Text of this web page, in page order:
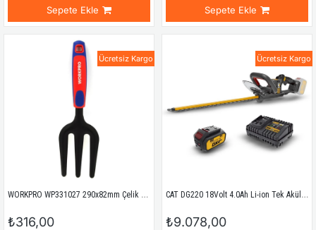
Sepete Ekle Sepete Ekle
WORKPRO WP331027 290x82mm Çelik Profesyonel Mini Bahçe Çatalı
₺316,00
Ücretsiz Kargo
CAT DG220 18Volt 4.0Ah Li-ion Tek Akülü Kömürsüz 61CM Profesyonel Çit Budama
₺9.078,00
Ücretsiz Kargo